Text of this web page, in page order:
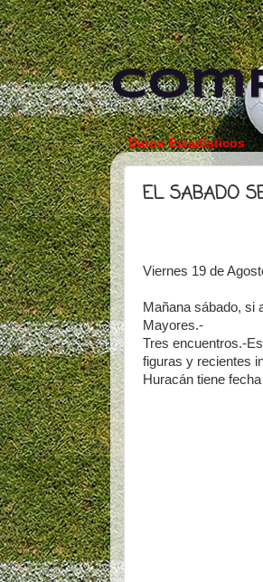
Datos Estadísticos
EL SABADO
Viernes 19 de
Mañana sábado, si
Mayores.-
Tres encuentros.-
figuras y recientes
Huracán tiene